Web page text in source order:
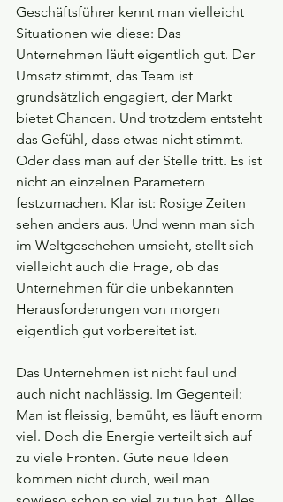
Geschäftsführer kennt man vielleicht
Situationen wie diese: Das
Unternehmen läuft eigentlich gut. Der
Umsatz stimmt, das Team ist
grundsätzlich engagiert, der Markt
bietet Chancen. Und trotzdem entsteht
das Gefühl, dass etwas nicht stimmt.
Oder dass man auf der Stelle tritt. Es ist
nicht an einzelnen Parametern
festzumachen. Klar ist: Rosige Zeiten
sehen anders aus. Und wenn man sich
im Weltgeschehen umsieht, stellt sich
vielleicht auch die Frage, ob das
Unternehmen für die unbekannten
Herausforderungen von morgen
eigentlich gut vorbereitet ist.
Das Unternehmen ist nicht faul und
auch nicht nachlässig. Im Gegenteil:
Man ist fleissig, bemüht, es läuft enorm
viel. Doch die Energie verteilt sich auf
zu viele Fronten. Gute neue Ideen
kommen nicht durch, weil man